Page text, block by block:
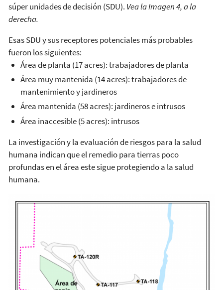
súper unidades de decisión (SDU). Vea la Imagen 4, a la
derecha.
Esas SDU y sus receptores potenciales más probables
fueron los siguientes:
Área de planta (17 acres): trabajadores de planta
Área muy mantenida (14 acres): trabajadores de
mantenimiento y jardineros
Área mantenida (58 acres): jardineros e intrusos
Área inaccesible (5 acres): intrusos
La investigación y la evaluación de riesgos para la salud
humana indican que el remedio para tierras poco
profundas en el área este sigue protegiendo a la salud
humana.